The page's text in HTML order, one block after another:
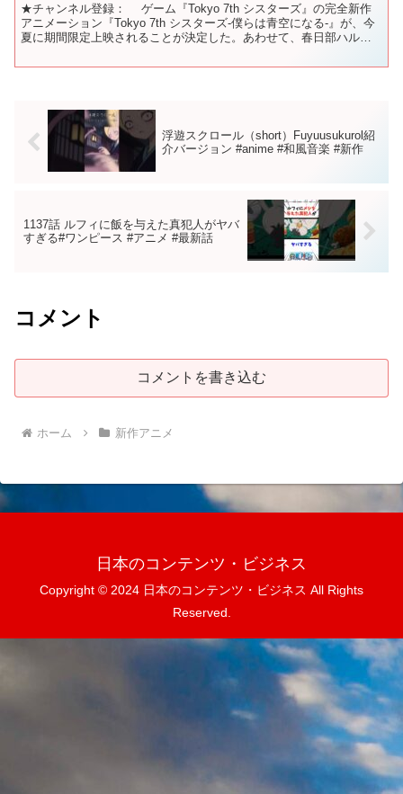
★チャンネル登録： ゲーム『Tokyo 7th シスターズ』の完全新作
アニメーション『Tokyo 7th シスターズ-僕らは青空になる-』が、今
夏に期間限定上映されることが決定した。あわせて、春日部ハル、
浮遊スクロール（short）Fuyuusukurol紹
介バージョン #anime #和風音楽 #新作
1137話 ルフィに飯を与えた真犯人がヤバ
すぎる#ワンピース #アニメ #最新話
コメント
コメントを書き込む
ホーム 新作アニメ
日本のコンテンツ・ビジネス
Copyright © 2024 日本のコンテンツ・ビジネス All Rights
Reserved.